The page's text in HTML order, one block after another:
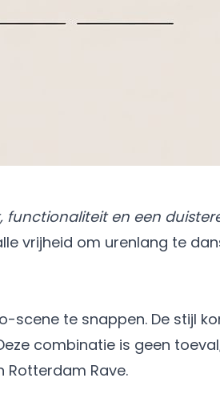
functionaliteit en een
vrijheid om urenlang te
te snappen. De stijl
combinatie is geen
Rotterdam Rave.